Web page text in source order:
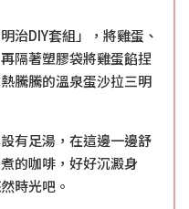
治DIY套組」，將雞蛋、
隔著塑膠袋將雞蛋餡捏
騰騰的溫泉蛋沙拉三明
有足湯，在這邊一邊舒
的咖啡，好好沉澱身
時光吧。